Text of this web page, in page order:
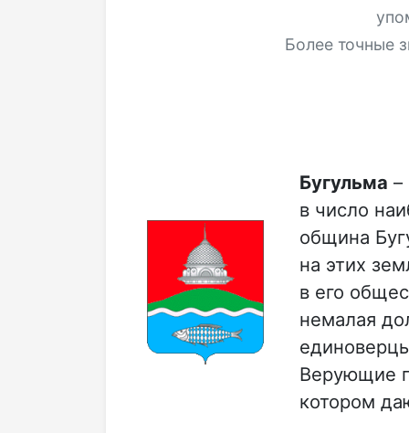
Более точные
Бугульма –
в число
община
на этих
в его
немалая
Верующие
котором